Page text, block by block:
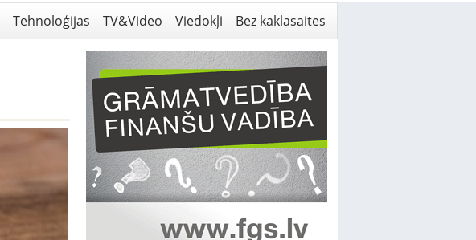
Tehnoloģijas TV&Video Viedokļi Bez kaklasaites